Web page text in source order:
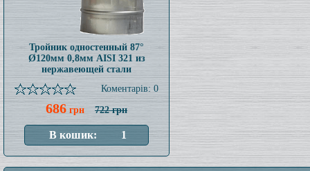
Тройник одностенный 87°
Ø120мм 0,8мм AISI 321 из
нержавеющей стали
Коментарів: 0
686грн 722 грн